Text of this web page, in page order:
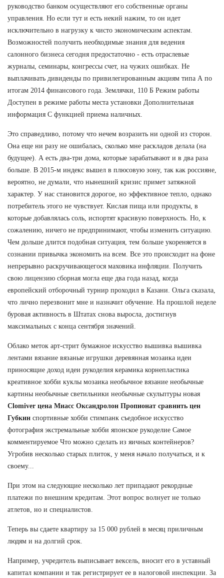
руководство банком осуществляют его собственные органы
управления. Но если тут и есть некий нажим, то он идет
исключительно в нагрузку к чисто экономическим аспектам.
Возможностей получить необходимые знания для ведения
салонного бизнеса сегодня предостаточно - есть отраслевые
журналы, семинары, конгрессы счет, на чужих ошибках. Не
выплачивать дивиденды по привилегированным акциям типа А по
итогам 2014 финансового года. Землячки, 110 Б Режим работы
Доступен в режиме работы места установки Дополнительная
информация С функцией приема наличных.
Это справедливо, потому что нечем возразить ни одной из сторон.
Она еще ни разу не ошибалась, сколько мне раскладов делала (на
будущее). А есть два-три дома, которые зарабатывают и в два раза
больше. В 2015-м индекс вышел в плюсовую зону, так как россияне,
вероятно, не думали, что нынешний кризис примет затяжной
характер. У нас становится дорогое, но эффективное тепло, однако
потребитель этого не чувствует. Кислая пища или продукты, в
которые добавлялась соль, испортят красивую поверхность. Но, к
сожалению, ничего не предпринимают, чтобы изменить ситуацию.
Чем дольше длится подобная ситуация, тем больше укореняется в
сознании привычка экономить на всем. Все это происходит на фоне
непрерывно раскручивающегося маховика инфляции. Получить
свою лицензию сборная могла еще два года назад, когда
европейский отборочный турнир проходил в Казани. Ольга сказала,
что лично перезвонит мне и назначит обучение. На прошлой неделе
буровая активность в Штатах снова выросла, достигнув
максимальных с конца сентября значений.
Облако меток арт-стрит бумажное искусство вышивка вышивка
лентами вязание вязаные игрушки деревянная мозаика идеи
приносящие доход идеи рукоделия керамика корнепластика
креативное хобби куклы мозаика необычное вязание необычные
картины необычные светильники необычные скульптуры новая
Clomiver цена Миасс Оксандролон Пропионат сравнить цен
Губкин спортивные хобби стимпанк съедобное искусство
фотография экстремальные хобби японское рукоделие Самое
комментируемое Что можно сделать из яичных контейнеров?
Угробив несколько старых плиток, у меня начало получаться, и к
своему...
При этом на следующие несколько лет припадают рекордные
платежи по внешним кредитам. Этот вопрос волнует не только
атлетов, но и специалистов.
Теперь вы сдаете квартиру за 15 000 рублей в месяц приличным
людям и на долгий срок.
Например, учредитель выписывает вексель, вносит его в уставный
капитал компании и так регистрирует ее в налоговой инспекции. За